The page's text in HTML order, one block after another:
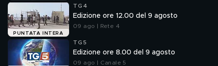
PUNTATA INTERA
TG4
Edizione ore 12.00 del 9 agosto
09 ago | Rete 4
TG5
Edizione ore 8.00 del 9 agosto
09 ago | Canale 5